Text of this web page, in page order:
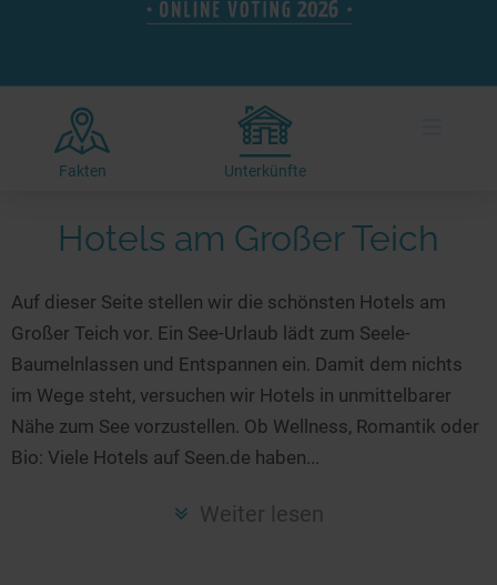
Radtouren am See
Kitesurfen
Kanu- & Kajaktouren
Badeseen in Deutschland
Wellness am See
Urlaub an der Küste
Unterkünfte
Hotels am See
Ferienwohnungen
Camping
Kanu- & Kajak-Urlaub
Wanderurlaub
Bikeurlaub
Auszeit & Wellness
Camping am See
Top-Hotels
Familienhotels
Wellness-Hotels
Biohotels
Ausgefallenes
Häuser auf dem Wasser
Hundefreundliche Unterkünfte
Seen in Deutschland
Seen in Europa
Überwachte Badestellen
Unsere See-Highlights
Top Seen nach Bundesländern
Top Seen nach Regionen
Deutschlands Lieblingsseen
Fakten Unterkünfte
Hotels am Großer Teich
Auf dieser Seite stellen wir die schönsten Hotels am
Großer Teich vor. Ein See-Urlaub lädt zum Seele-
Baumelnlassen und Entspannen ein. Damit dem nichts
im Wege steht, versuchen wir Hotels in unmittelbarer
Nähe zum See vorzustellen. Ob Wellness, Romantik oder
Bio: Viele Hotels auf Seen.de haben...
Weiter lesen